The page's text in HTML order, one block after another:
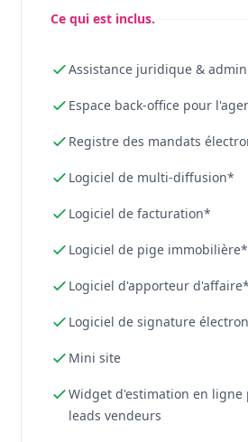
Ce qui est inclus.
Assistance juridique &
Espace back-office pour
Registre des mandats
Logiciel de multi-diffusion*
Logiciel de facturation*
Logiciel de pige immobilière*
Logiciel d'apporteur d'affaire*
Logiciel de signature
Mini site
Widget d'estimation en ligne
leads vendeurs